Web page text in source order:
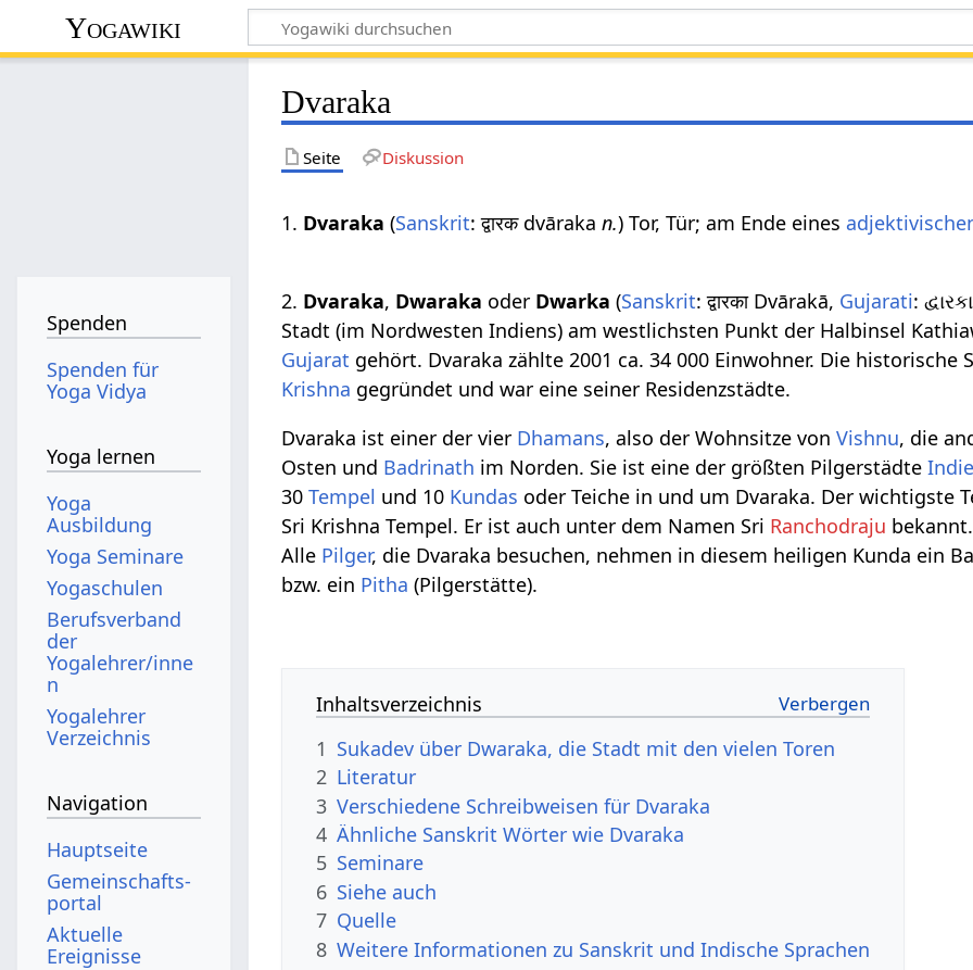
Yogawiki
Dvaraka
Seite Diskussion
1. Dvaraka (Sanskrit: द्वारक dvārakan.) Tor, Tür; am Ende eines
2. Dvaraka, Dwaraka oder Dwarka (Sanskrit: द्वारका Dvārakā, Gujarati:
Stadt (im Nordwesten Indiens) am westlichsten Punkt der Halbinsel
Gujarat gehört. Dvaraka zählte 2001 ca. 34 000 Einwohner. Die historische
Krishna gegründet und war eine seiner Residenzstädte.
Dvaraka ist einer der vier Dhamans, also der Wohnsitze vonVishnu, die
Osten und Badrinath im Norden. Sie ist eine der größten Pilgerstädte
30Tempel und 10 Kundas oder Teiche in und um Dvaraka. Der wichtigste
Sri Krishna Tempel. Er ist auch unter dem Namen Sri Ranchodraju
Alle Pilger, die Dvaraka besuchen, nehmen in diesem heiligen Kunda ein
bzw. ein Pitha (Pilgerstätte).
Inhaltsverzeichnis
1 Sukadev über Dwaraka, die Stadt mit den vielen Toren
2 Literatur
3 Verschiedene Schreibweisen für Dvaraka
4 Ähnliche Sanskrit Wörter wie Dvaraka
5 Seminare
6 Siehe auch
7 Quelle
8 Weitere Informationen zu Sanskrit und Indische Sprachen
Spenden
Spenden für
Yoga Vidya
Yoga lernen
Yoga
Ausbildung
Yoga Seminare
Yogaschulen
Berufsverband
der
Yogalehrer/inne
n
Yogalehrer
Verzeichnis
Navigation
Hauptseite
Gemeinschafts­
portal
Aktuelle
Ereignisse